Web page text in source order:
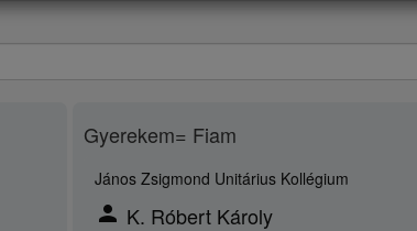
Gyerekem= Fiam
János Zsigmond Unitárius Kollégium
person K. Róbert Károly